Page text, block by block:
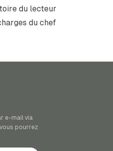
du lecteur
du chef
e-mail via
pourrez